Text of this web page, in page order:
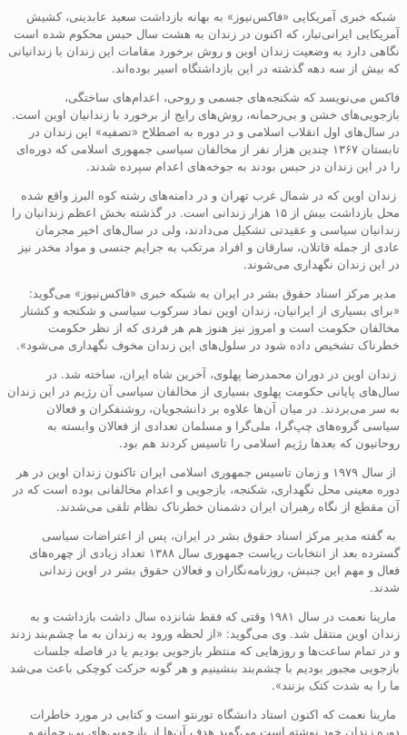
شبکه خبری آمریکایی «فاکس‌نیوز» به بهانه بازداشت سعید عابدینی، کشیش
آمریکایی ایرانی‌تبار، که اکنون در زندان به هشت سال حبس محکوم شده است
نگاهی دارد به وضعیت زندان اوین و روش برخورد مقامات این زندان با زندانیانی
که بیش از سه دهه گذشته در این بازداشتگاه اسیر بوده‌اند.
فاکس می‌نویسد که شکنجه‌های جسمی و روحی، اعدام‌های ساختگی،
بازجویی‌های خشن و بی‌رحمانه، روش‌های رایج از برخورد با زندانیان اوین است.
در سال‌های اول انقلاب اسلامی و در دوره به اصطلاح «تصفیه» این زندان در
تابستان ۱۳۶۷ چندین هزار نفر از مخالفان سیاسی جمهوری اسلامی که دوره‌ای
را در این زندان در حبس بودند به جوخه‌های اعدام سپرده شدند.
زندان اوین که در شمال غرب تهران و در دامنه‌های رشته کوه البرز واقع شده
محل بازداشت بیش از ۱۵ هزار زندانی است. در گذشته بخش اعظم زندانیان را
زندانیان سیاسی و عقیدتی تشکیل می‌دادند، ولی در سال‌های اخیر مجرمان
عادی از جمله قاتلان، سارقان و افراد مرتکب به جرایم جنسی و مواد مخدر نیز
در این زندان نگهداری می‌شوند.
مدیر مرکز اسناد حقوق بشر در ایران به شبکه خبری «فاکس‌نیوز» می‌گوید:
«برای بسیاری از ایرانیان، زندان اوین نماد سرکوب سیاسی و شکنجه و کشتار
مخالفان حکومت است و امروز نیز هنوز هم هر فردی که از نظر حکومت
خطرناک تشخیص داده شود در سلول‌های این زندان مخوف نگهداری می‌شود».
زندان اوین در دوران محمدرضا پهلوی، آخرین شاه ایران، ساخته شد. در
سال‌های پایانی حکومت پهلوی بسیاری از مخالفان سیاسی آن رژیم در این زندان
به سر می‌بردند. در میان آن‌ها علاوه بر دانشجویان، روشنفکران و فعالان
سیاسی گروه‌های چپ‌گرا، ملی‌گرا و مسلمان تعدادی از فعالان وابسته به
روحانیون که بعد‌ها رژیم اسلامی را تاسیس کردند هم بود.
از سال ۱۹۷۹ و زمان تاسیس جمهوری اسلامی ایران تاکنون زندان اوین در هر
دوره معینی محل نگهداری، شکنجه، بازجویی و اعدام مخالفانی بوده است که در
آن مقطع از نگاه رهبران ایران دشمنان خطرناک نظام تلقی می‌شدند.
به گفته مدیر مرکز اسناد حقوق بشر در ایران، پس از اعتراضات سیاسی
گسترده بعد از انتخابات ریاست جمهوری سال ۱۳۸۸ تعداد زیادی از چهره‌های
فعال و مهم این جنبش، روزنامه‌نگاران و فعالان حقوق بشر در اوین زندانی
شدند.
مارینا نعمت در سال ۱۹۸۱ وقتی که فقط شانزده سال داشت بازداشت و به
زندان اوین منتقل شد. وی می‌گوید: «از لحظه ورود به زندان به ما چشم‌بند زدند
و در تمام ساعت‌ها و روزهایی که منتظر بازجویی بودیم یا در فاصله جلسات
بازجویی مجبور بودیم با چشم‌بند بنشینیم و هر گونه حرکت کوچکی باعث می‌شد
ما را به شدت کتک بزنند».
مارینا نعمت که اکنون استاد دانشگاه تورنتو است و کتابی در مورد خاطرات
دوره زندان خود نوشته است می‌گوید هدف آن‌ها از بازجویی‌های بی‌رحمانه و